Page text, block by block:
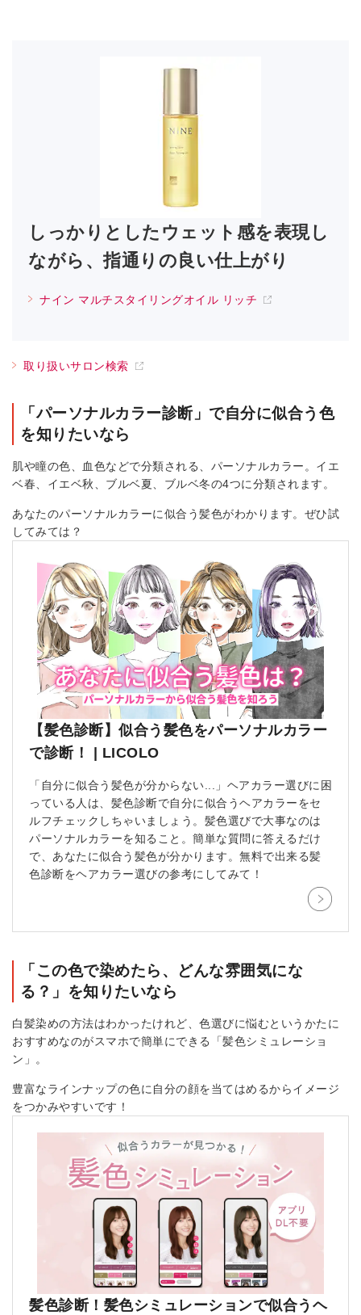
しっかりとしたウェット感を表現し
ながら、指通りの良い仕上がり
ナイン マルチスタイリングオイル リッチ
取り扱いサロン検索
「パーソナルカラー診断」で自分に似合う色
を知りたいなら
肌や瞳の色、血色などで分類される、パーソナルカラー。イエ
ベ春、イエベ秋、ブルベ夏、ブルベ冬の4つに分類されます。
あなたのパーソナルカラーに似合う髪色がわかります。ぜひ試
してみては？
【髪色診断】似合う髪色をパーソナルカラー
で診断！ | LICOLO
「自分に似合う髪色が分からない...」ヘアカラー選びに困
っている人は、髪色診断で自分に似合うヘアカラーをセ
ルフチェックしちゃいましょう。髪色選びで大事なのは
パーソナルカラーを知ること。簡単な質問に答えるだけ
で、あなたに似合う髪色が分かります。無料で出来る髪
色診断をヘアカラー選びの参考にしてみて！
「この色で染めたら、どんな雰囲気にな
る？」を知りたいなら
白髪染めの方法はわかったけれど、色選びに悩むというかたに
おすすめなのがスマホで簡単にできる「髪色シミュレーショ
ン」。
豊富なラインナップの色に自分の顔を当てはめるからイメージ
をつかみやすいです！
髪色診断！髪色シミュレーションで似合うヘ